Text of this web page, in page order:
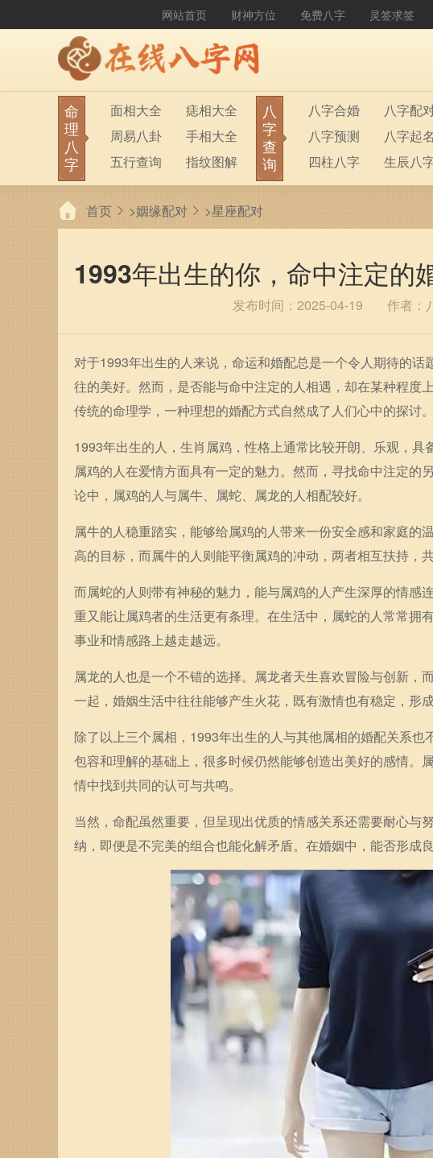
网站首页 财神方位 免费八字 灵签求签
命
理
八
字
面相大全
痣相大全
周易八卦
手相大全
五行查询
指纹图解
生男生女
称骨算命
前世今生
塔罗占卜
八
字
查
询
八字合婚
八字配
八字预测
八字起名
四柱八字
生辰八
六十甲子
八字排
首页 >姻缘配对 >星座配对
1993年出生的你，命中注定的
发布时间：2025-04-19 作者：
对于1993年出生的人来说，命运和婚配总是一个令人期待的
往的美好。然而，是否能与命中注定的人相遇，却在某种程度
传统的命理学，一种理想的婚配方式自然成了人们心中的探讨。
1993年出生的人，生肖属鸡，性格上通常比较开朗、乐观，
属鸡的人在爱情方面具有一定的魅力。然而，寻找命中注定
论中，属鸡的人与属牛、属蛇、属龙的人相配较好。
属牛的人稳重踏实，能够给属鸡的人带来一份安全感和家庭
高的目标，而属牛的人则能平衡属鸡的冲动，两者相互扶持，
而属蛇的人则带有神秘的魅力，能与属鸡的人产生深厚的情感
重又能让属鸡者的生活更有条理。在生活中，属蛇的人常常拥
事业和情感路上越走越远。
属龙的人也是一个不错的选择。属龙者天生喜欢冒险与创新
一起，婚姻生活中往往能够产生火花，既有激情也有稳定，形成
除了以上三个属相，1993年出生的人与其他属相的婚配关系也
包容和理解的基础上，很多时候仍然能够创造出美好的感情。
情中找到共同的认可与共鸣。
当然，命配虽然重要，但呈现出优质的情感关系还需要耐心与
纳，即便是不完美的组合也能化解矛盾。在婚姻中，能否形成